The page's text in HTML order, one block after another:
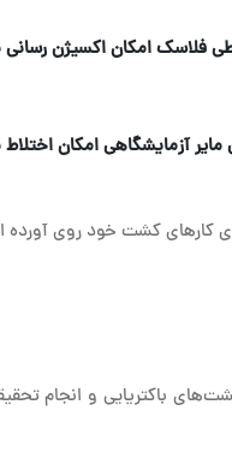
فلاسک امکان اکسیژن
آزمایشگاهی امکان
کارهای کشت خود روی آورده
باکتریایی و انجام